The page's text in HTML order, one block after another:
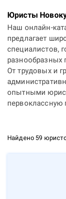
Юристы
Наш онлайн-
предлагает
специалистов,
разнообразных
От трудовых и
опытными
первоклассную
Найдено 59